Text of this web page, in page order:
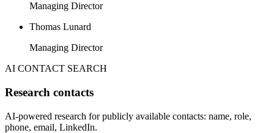
Managing Director
Thomas Lunard
Managing Director
AI CONTACT SEARCH
Research contacts
AI-powered research for publicly available contacts: name, role,
phone, email, LinkedIn.